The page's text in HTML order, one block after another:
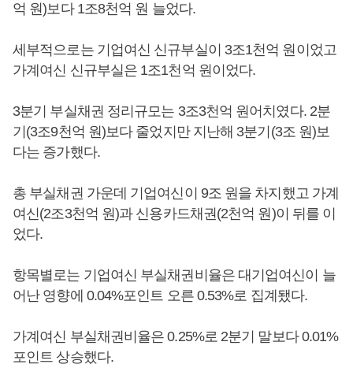
억 원)보다 1조8천억 원 늘었다.
세부적으로는 기업여신 신규부실이 3조1천억 원이었고
가계여신 신규부실은 1조1천억 원이었다.
3분기 부실채권 정리규모는 3조3천억 원어치였다. 2분
기(3조9천억 원)보다 줄었지만 지난해 3분기(3조 원)보
다는 증가했다.
총 부실채권 가운데 기업여신이 9조 원을 차지했고 가계
여신(2조3천억 원)과 신용카드채권(2천억 원)이 뒤를 이
었다.
항목별로는 기업여신 부실채권비율은 대기업여신이 늘
어난 영향에 0.04%포인트 오른 0.53%로 집계됐다.
가계여신 부실채권비율은 0.25%로 2분기 말보다 0.01%
포인트 상승했다.